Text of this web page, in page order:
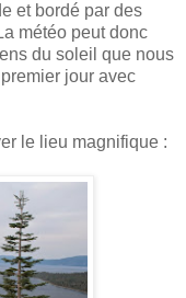
et bordé par des
météo peut donc
du soleil que nous
jour avec
le lieu magnifique :